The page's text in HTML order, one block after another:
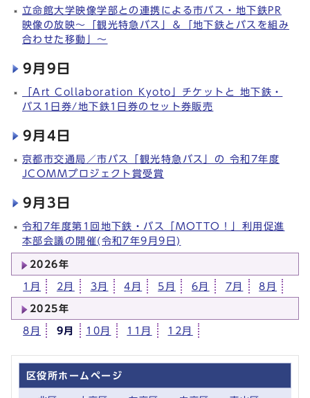
立命館大学映像学部との連携による市バス・地下鉄PR
映像の放映～「観光特急バス」＆「地下鉄とバスを組み
合わせた移動」～
9月9日
「Art Collaboration Kyoto」チケットと 地下鉄・
バス1日券/地下鉄1日券のセット券販売
9月4日
京都市交通局／市バス「観光特急バス」の 令和7年度
JCOMMプロジェクト賞受賞
9月3日
令和7年度第1回地下鉄・バス「MOTTO！」利用促進
本部会議の開催(令和7年9月9日)
2026年
1月 2月 3月 4月 5月 6月 7月 8月
2025年
8月 9月 10月 11月 12月
区役所ホームページ